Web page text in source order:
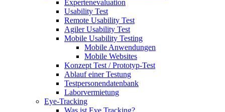
Expertenevaluation
Usability Test
Remote Usability Test
Agiler Usability Test
Mobile Usability Testing
Mobile Anwendungen
Mobile Websites
Konzept Test / Prototyp-Test
Ablauf einer Testung
Testpersonendatenbank
Laborvermietung
Eye-Tracking
Was ist Eye Tracking?